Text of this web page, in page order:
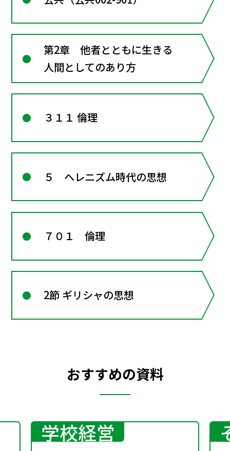
第2章 他者とともに生きる
人間としてのあり方
３１１ 倫理
５ ヘレニズム時代の思想
７０１ 倫理
2節 ギリシャの思想
おすすめの資料
学校経営